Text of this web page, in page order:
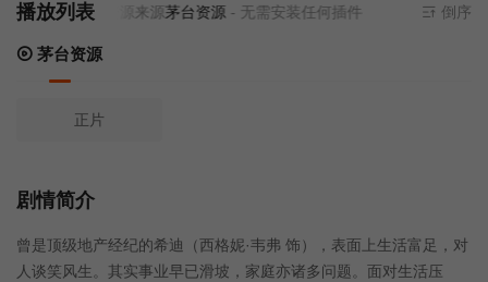
播放列表当前资源来源茅台资源- 无需安装任何插件 倒序
茅台资源
正片
剧情简介
曾是顶级地产经纪的希迪（西格妮·韦弗 饰），表面上生活富足，对
人谈笑风生。其实事业早已滑坡，家庭亦诸多问题。面对生活压